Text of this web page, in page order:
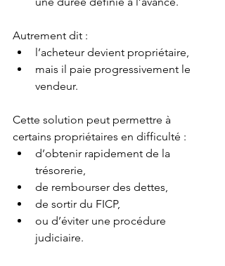
Autrement dit :
l’acheteur devient propriétaire,
mais il paie progressivement le
vendeur.
Cette solution peut permettre à
certains propriétaires en difficulté :
d’obtenir rapidement de la
trésorerie,
de rembourser des dettes,
de sortir du FICP,
ou d’éviter une procédure
judiciaire.